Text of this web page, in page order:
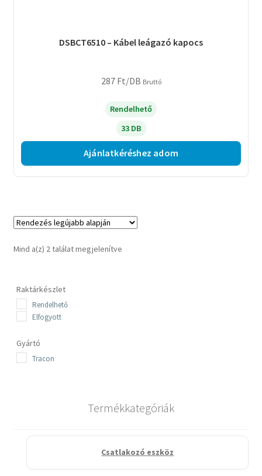
DSBCT6510 – Kábel leágazó kapocs
287 Ft/DB Bruttó
Rendelhető
33 DB
Ajánlatkéréshez adom
Mind a(z) 2 találat megjelenítveSorted
Raktárkészlet
Rendelhető
Elfogyott
Gyártó
Tracon
Termékkategóriák
Csatlakozó eszköz